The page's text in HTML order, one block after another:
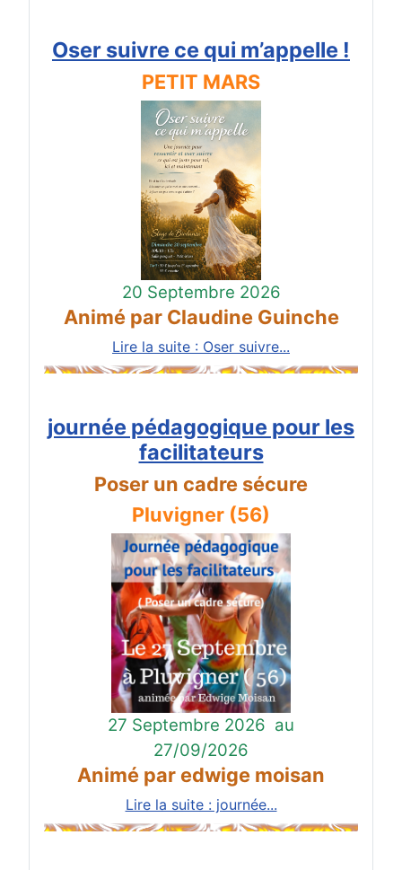
Oser suivre ce qui m’appelle !
PETIT MARS
20 Septembre 2026
Animé par Claudine Guinche
Lire la suite : Oser suivre...
journée pédagogique pour les
facilitateurs
Poser un cadre sécure
Pluvigner (56)
27 Septembre 2026 au
27/09/2026
Animé par edwige moisan
Lire la suite : journée...